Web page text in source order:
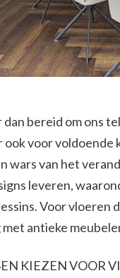
bereid om ons
ook voor
wars van het
leveren,
Voor vloeren
antieke
KIEZEN VOOR